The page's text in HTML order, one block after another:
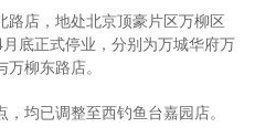
路店，地处北京顶豪片区万柳区
底正式停业，分别为万城华府万
柳东路店。
均已调整至西钓鱼台嘉园店。